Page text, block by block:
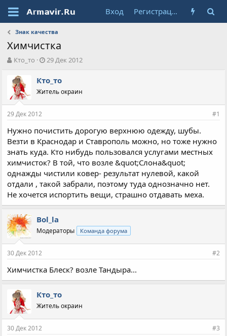
Вход Регистрация
Знак качества
Химчистка
А
т
о
р
т
е
ы
Кто_то
Д
т
н
а
л
а
29 Дек 2012
Кто_то
Житель окраин
29 Дек 2012 #1
Нужно почистить дорогую верхнюю одежду, шубы.
Везти в Краснодар и Ставрополь можно, но тоже нужно
знать куда. Кто нибудь пользовался услугами местных
химчисток? В той, что возле &quot;Слона&quot;
однажды чистили ковер- результат нулевой, какой
отдали , такой забрали, поэтому туда однозначно нет.
Не хочется испортить вещи, страшно отдавать меха.
Bol_la
Модераторы Команда форума
30 Дек 2012 #2
Химчистка Блеск? возле Тандыра...
Кто_то
Житель окраин
30 Дек 2012 #3